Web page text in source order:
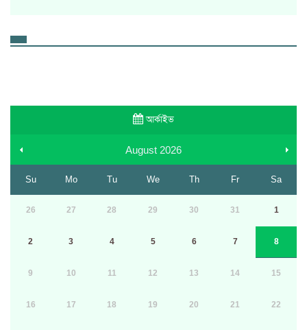
আর্কাইভ
August 2026
Su Mo Tu We Th Fr Sa
26 27 28 29 30 31 1
2 3 4 5 6 7 8
9 10 11 12 13 14 15
16 17 18 19 20 21 22